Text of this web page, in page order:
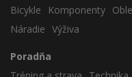
Bicykle
Komponenty
Náradie Výživa
Poradňa